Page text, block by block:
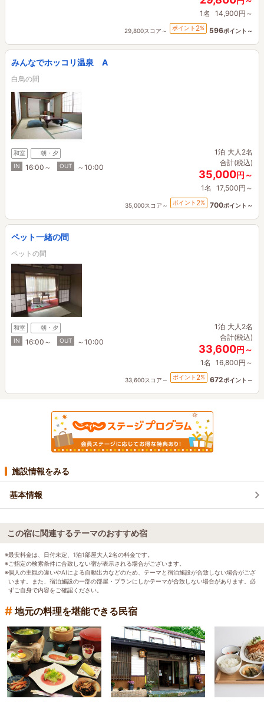
1名 14,900円～
29,800スコア～ ポイント 2% 596ポイント～
みんなでホッコリ温泉 A
白鳥の間
和室
朝・夕
IN
16:00～ OUT ～10:00
1泊 大人2名
合計(税込)
35,000円～
1名 17,500円～
35,000スコア～ ポイント 2% 700ポイント～
ペット一緒の間
ペットの間
和室
朝・夕
IN
16:00～ OUT ～10:00
1泊 大人2名
合計(税込)
33,600円～
1名 16,800円～
33,600スコア～ ポイント 2% 672ポイント～
施設情報をみる
基本情報
この宿に関連するテーマのおすすめ宿
※最安料金は、日付未定、1泊1部屋大人2名の料金です。
※ご指定の検索条件に合致しない宿が表示される場合がございます。
※個人の主観の違いやAIによる自動出力などのため、テーマと宿泊施設が合致しない場合がござ
います。また、宿泊施設の一部の部屋・プランにしかテーマが合致しない場合があります。必
ずご自身で内容をご確認ください。
# 地元の料理を堪能できる民宿